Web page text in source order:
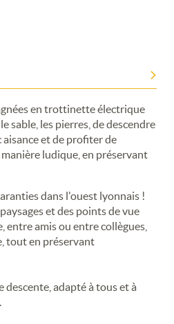
en trottinette électrique
sable, les pierres, de descendre
et de profiter de
ludique, en préservant
dans l'ouest lyonnais !
et des points de vue
amis ou entre collègues,
tout en préservant
adapté à tous et à